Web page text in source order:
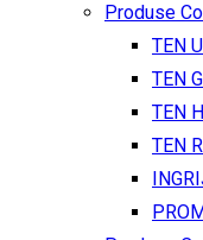
Produse
TEN
TEN
TEN
TEN